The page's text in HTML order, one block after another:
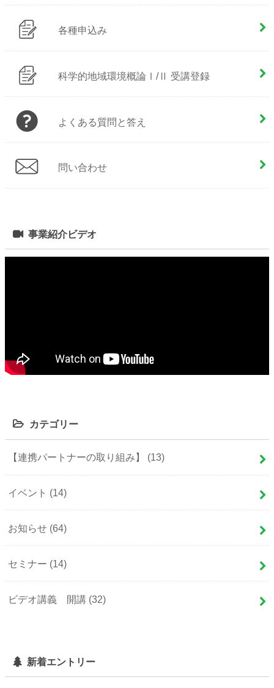
各種申込み
科学的地域環境概論Ⅰ/Ⅱ 受講登録
よくある質問と答え
問い合わせ
事業紹介ビデオ
カテゴリー
【連携パートナーの取り組み】 (13)
イベント (14)
お知らせ (64)
セミナー (14)
ビデオ講義 開講 (32)
新着エントリー